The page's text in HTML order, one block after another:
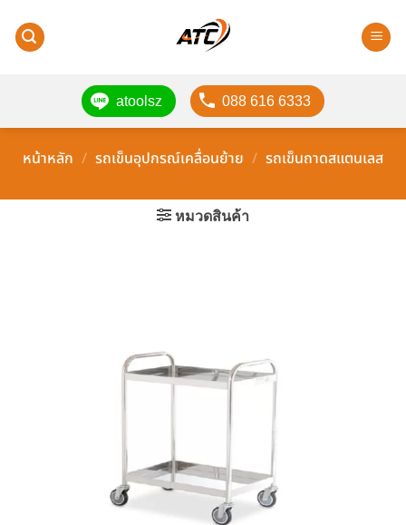
atoolsz
088 616 6333
หน้าหลัก / รถเข็นอุปกรณ์เคลื่อนย้าย / รถเข็นถาดสแตนเลส
หมวดสินค้า